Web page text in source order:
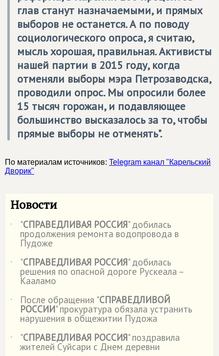
глав станут назначаемыми, и прямых
выборов не останется. А по поводу
социологического опроса, я считаю,
мысль хорошая, правильная. Активисты
нашей партии в 2015 году, когда
отменяли выборы мэра Петрозаводска,
проводили опрос. Мы опросили более
15 тысяч горожан, и подавляющее
большинство высказалось за то, чтобы
прямые выборы не отменять".
По материалам источников: Telegram канал "Карельский
Дворик"
Новости
˙ "СПРАВЕДЛИВАЯ РОССИЯ" добилась
продолжения ремонта водопровода в
Пудоже
˙
"СПРАВЕДЛИВАЯ РОССИЯ" добилась
решения по опасной дороге Рускеала –
Кааламо
˙
После обращения "СПРАВЕДЛИВОЙ
РОССИИ" прокуратура обязала устранить
нарушения в общежитии Пудожа
˙
"СПРАВЕДЛИВАЯ РОССИЯ" поздравила
жителей Суйсари с Днем деревни